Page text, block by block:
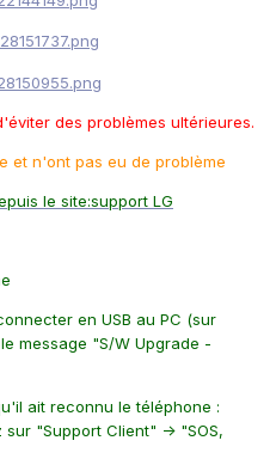
des problèmes ultérieures.
et n'ont pas eu de problème
le site:support LG
en USB au PC (sur
message "S/W Upgrade -
ait reconnu le téléphone :
"Support Client" -> "SOS,